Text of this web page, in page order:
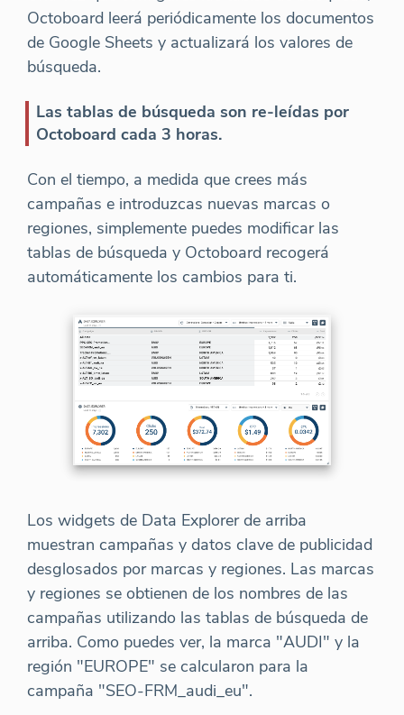
Octoboard leerá periódicamente los documentos
de Google Sheets y actualizará los valores de
búsqueda.
Las tablas de búsqueda son re-leídas por
Octoboard cada 3 horas.
Con el tiempo, a medida que crees más
campañas e introduzcas nuevas marcas o
regiones, simplemente puedes modificar las
tablas de búsqueda y Octoboard recogerá
automáticamente los cambios para ti.
Los widgets de Data Explorer de arriba
muestran campañas y datos clave de publicidad
desglosados por marcas y regiones. Las marcas
y regiones se obtienen de los nombres de las
campañas utilizando las tablas de búsqueda de
arriba. Como puedes ver, la marca "AUDI" y la
región "EUROPE" se calcularon para la
campaña "SEO-FRM_audi_eu".